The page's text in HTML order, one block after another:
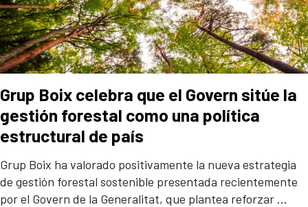
Madera
Biomasa
Embalajes
Seguridad Vial
Paneles CLT
Contacto
Actualidad
CAS ENG CAT
Grup Boix celebra que el Govern sitúe la
gestión forestal como una política
estructural de país
Grup Boix ha valorado positivamente la nueva estrategia
de gestión forestal sostenible presentada recientemente
por el Govern de la Generalitat, que plantea reforzar ...